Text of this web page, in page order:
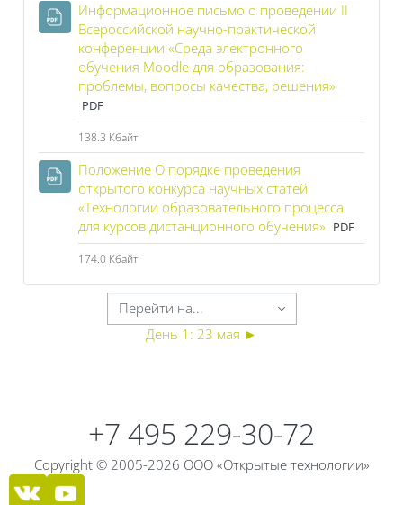
Информационное письмо о проведении II
Всероссийской научно-практической
конференции «Среда электронного
обучения Moodle для образования:
проблемы, вопросы качества, решения»
PDF
138.3 Кбайт
Положение О порядке проведения
открытого конкурса научных статей
«Технологии образовательного процесса
для курсов дистанционного обучения» Файл
PDF
174.0 Кбайт
День 1: 23 мая ►
+7 495 229-30-72
Copyright © 2005-2026 ООО «Открытые технологии»